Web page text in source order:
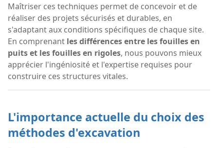
Maîtriser ces techniques permet de concevoir et de
réaliser des projets sécurisés et durables, en
s'adaptant aux conditions spécifiques de chaque site.
En comprenant les différences entre les fouilles en
puits et les fouilles en rigoles, nous pouvons mieux
apprécier l'ingéniosité et l'expertise requises pour
construire ces structures vitales.
L'importance actuelle du choix des
méthodes d'excavation